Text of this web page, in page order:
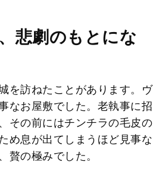
M
u
悲劇のもとにな
を訪ねたことがあります。ヴ
なお屋敷でした。老執事に招
その前にはチンチラの毛皮の
め息が出てしまうほど見事な
贅の極みでした。